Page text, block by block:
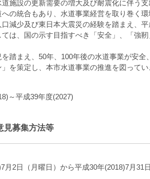
道施設の更新需要の増大及び耐震化に伴う
の統合もあり、水道事業経営を取り巻く環
減少及び東日本大震災の経験を踏まえ、平
は、国の示す目指すべき「安全」、「強
踏まえ、50年、100年後の水道事業が安全
を策定し、本市水道事業の推進を図ってい
～平成39年度(2027)
募集方法等
月2日（月曜日）から平成30年(2018)7月31